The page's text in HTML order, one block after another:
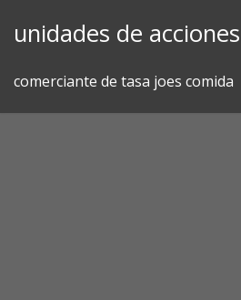
unidades de
comerciante de tasa joes comida